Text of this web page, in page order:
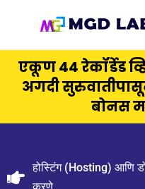
एकूण 44 रेकॉर्डेड
अगदी
बोनस
होस्टिंग (Hosting) आणि